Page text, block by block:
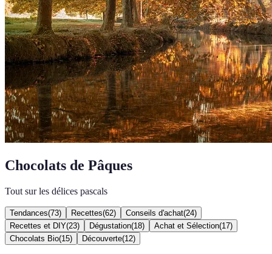
Chocolats de Pâques
Tout sur les délices pascals
Tendances(73) Recettes(62) Conseils d'achat(24)
Recettes et DIY(23) Dégustation(18) Achat et Sélection(17)
Chocolats Bio(15) Découverte(12)